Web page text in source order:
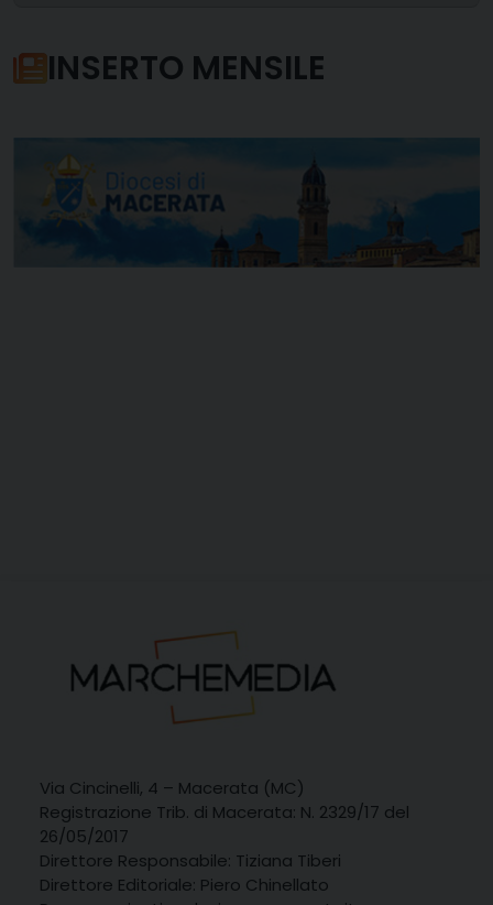
INSERTO MENSILE
Via Cincinelli, 4 – Macerata (MC)
Registrazione Trib. di Macerata: N. 2329/17 del
26/05/2017
Direttore Responsabile: Tiziana Tiberi
Direttore Editoriale: Piero Chinellato